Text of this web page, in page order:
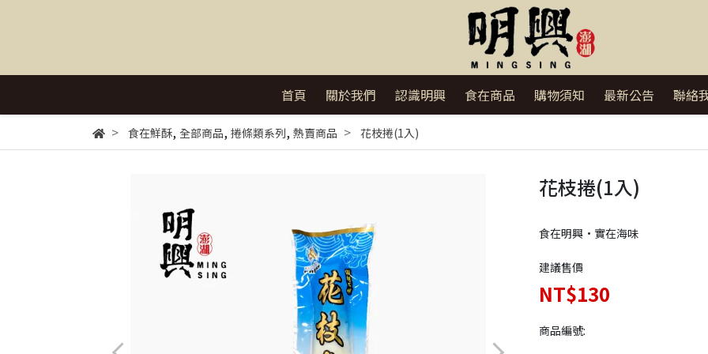
首頁 關於我們 認識明興 食在商品 購物須知 最新公告 聯絡
食在鮮酥, 全部商品, 捲條類系列, 熱賣商品 花枝捲(1入)
花枝捲(1入)
食在明興•實在海味
建議售價
NT$130
商品編號: